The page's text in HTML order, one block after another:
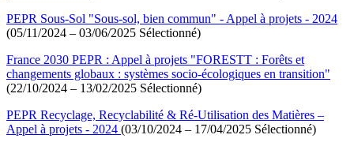
PEPR Sous-Sol "Sous-sol, bien commun" - Appel à projets - 2024
(05/11/2024 – 03/06/2025 Sélectionné)
France 2030 PEPR : Appel à projets "FORESTT : Forêts et
changements globaux : systèmes socio-écologiques en transition"
(22/10/2024 – 13/02/2025 Sélectionné)
PEPR Recyclage, Recyclabilité & Ré-Utilisation des Matières –
Appel à projets - 2024 (03/10/2024 – 17/04/2025 Sélectionné)